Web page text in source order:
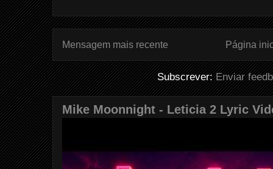
Mensagem mais recente Página
Subscrever:Enviar
Mike Moonnight - Leticia 2 Lyric